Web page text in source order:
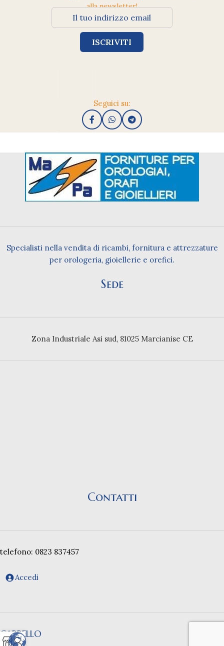
alla newsletter!
Seguici su:
Specialisti nella vendita di ricambi, fornitura e attrezzature
per orologeria, gioiellerie e orefici.
Sede
Zona Industriale Asi sud, 81025 Marcianise CE
Contatti
telefono: 0823 837457
Accedi
CARRELLO